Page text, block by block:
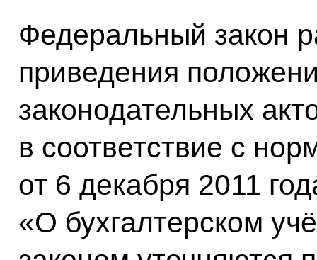
Федеральный закон
приведения
законодательных
в соответствие с
от 6 декабря 2011
«О бухгалтерском